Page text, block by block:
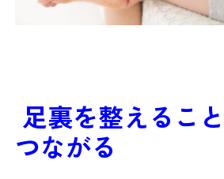
足裏を整えるこ
つながる